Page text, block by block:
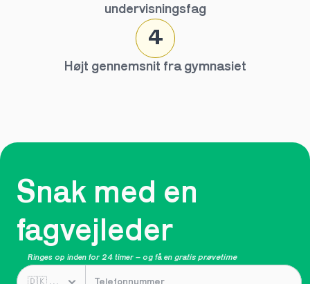
undervisningsfag
4
Højt gennemsnit fra gymnasiet
Snak med en
fagvejleder
Ringes op inden for 24 timer – og få en gratis prøvetime